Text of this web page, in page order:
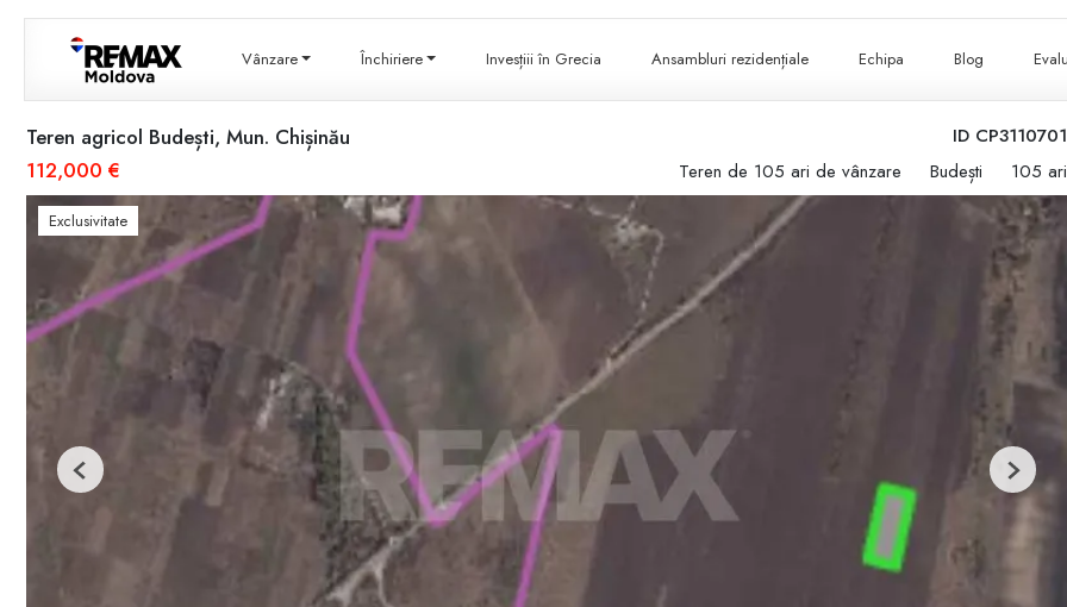
Vânzare Închiriere Invesțiii în Grecia Ansambluri rezidențiale Echipa Blog
ID CP3110701
Teren agricol Budești, Mun. Chișinău
112,000 €
Teren de 105 ari de vânzare Budești 105 ari
Exclusivitate
Previous Next